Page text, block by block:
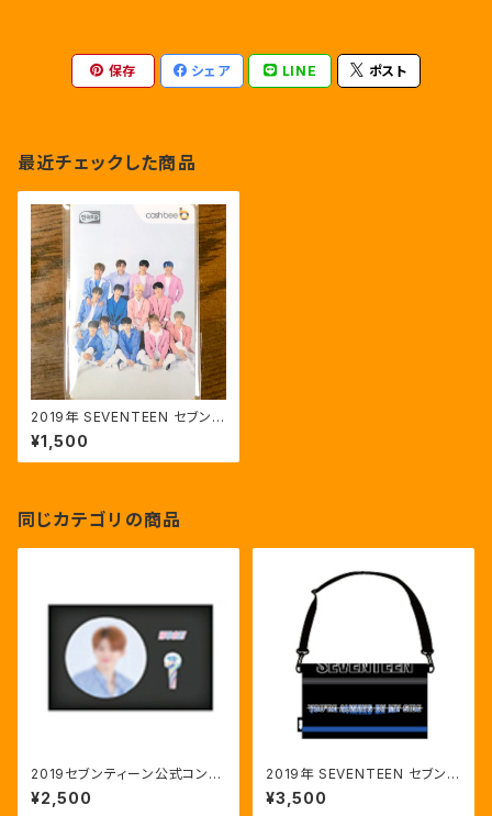
保存 シェア LINE ポスト
最近チェックした商品
2019年 SEVENTEEN セブンテ
ィーン ソウル ファンミ 公式キャ
ッシュビーカード CASH BEE C
ARD
¥1,500
同じカテゴリの商品
2019セブンティーン公式コンサ
ート バッジセット
¥2,500
2019年 SEVENTEEN セブンテ
ィーン ソウル ファンミ 公式クロ
スバッグ
¥3,500